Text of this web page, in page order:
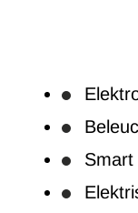
Smart